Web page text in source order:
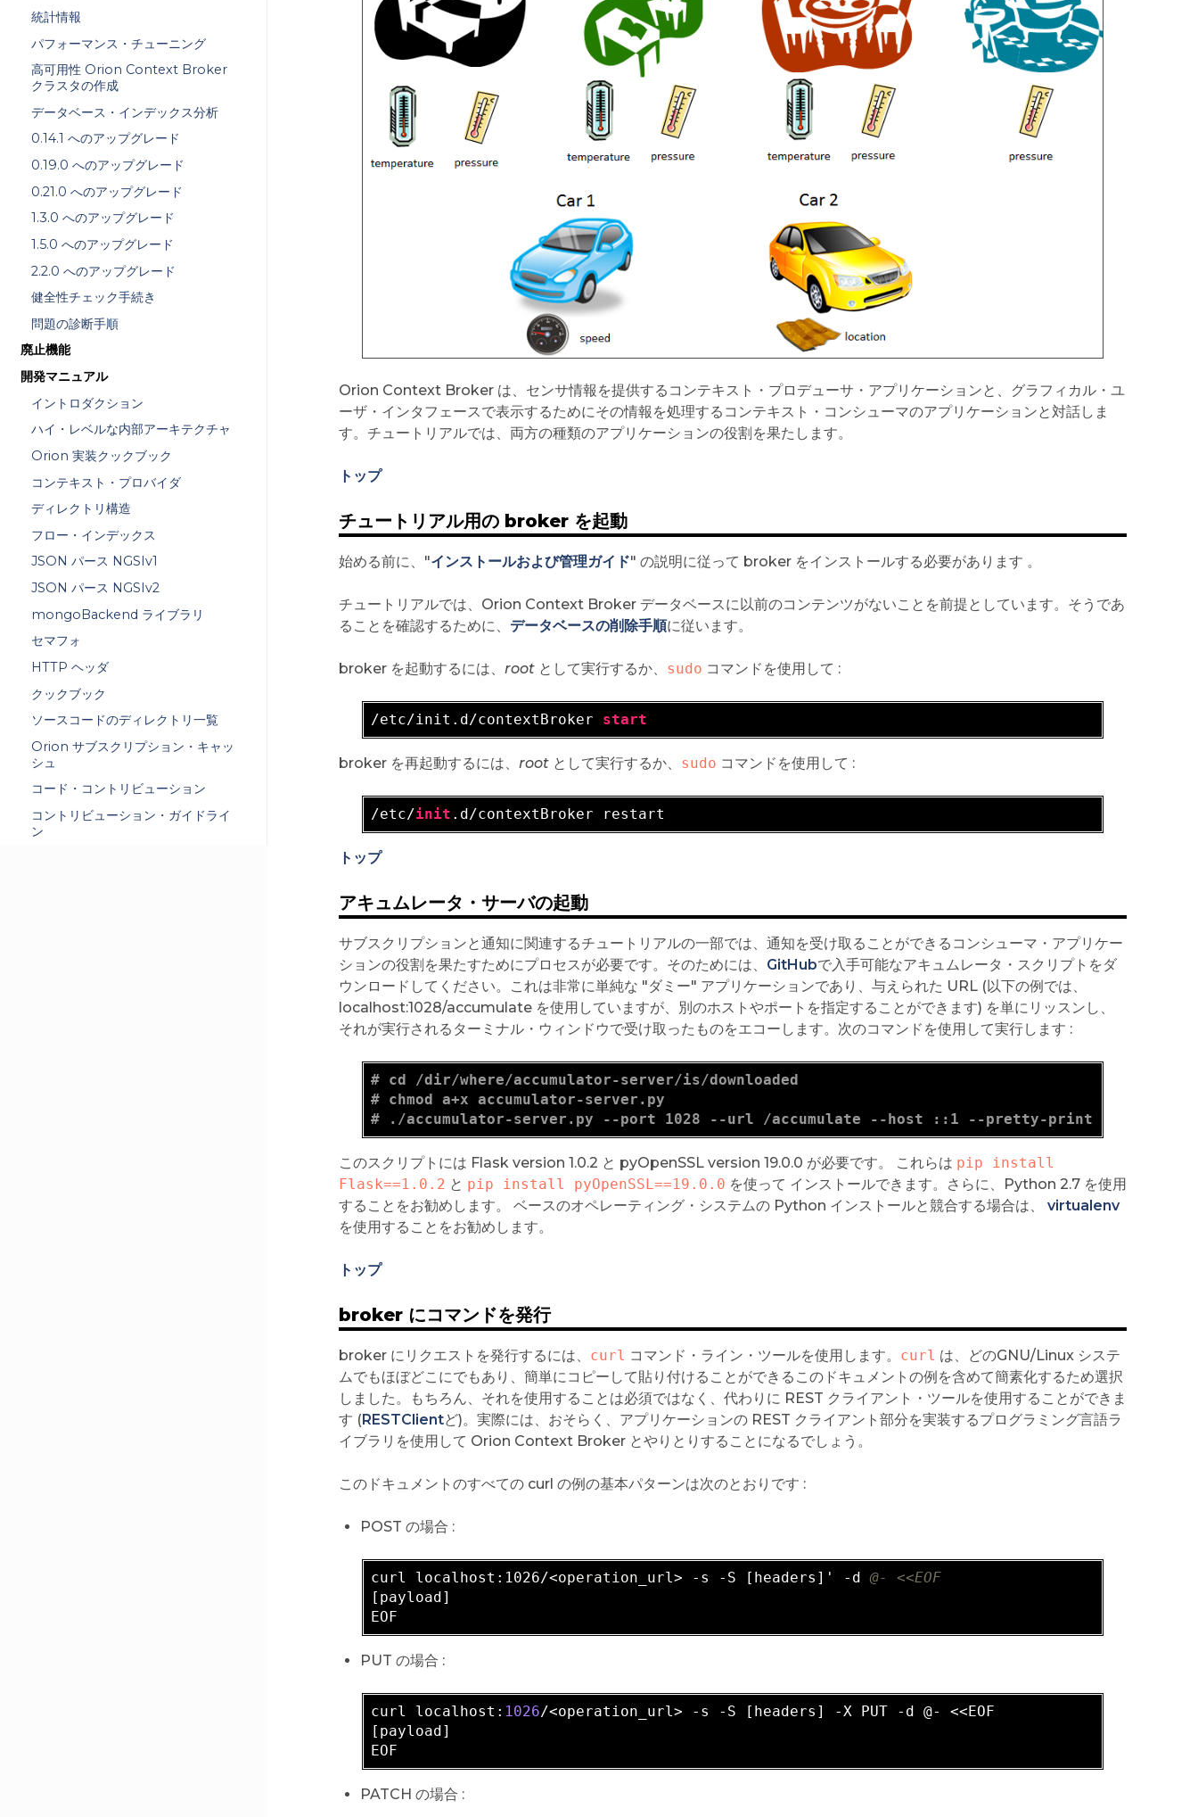
統計情報
パフォーマンス・チューニング
高可用性 Orion Context Broker
クラスタの作成
データベース・インデックス分析
0.14.1 へのアップグレード
0.19.0 へのアップグレード
0.21.0 へのアップグレード
1.3.0 へのアップグレード
1.5.0 へのアップグレード
2.2.0 へのアップグレード
健全性チェック手続き
問題の診断手順
廃止機能
開発マニュアル
イントロダクション
ハイ・レベルな内部アーキテクチャ
Orion 実装クックブック
コンテキスト・プロバイダ
ディレクトリ構造
フロー・インデックス
JSON パース NGSIv1
JSON パース NGSIv2
mongoBackend ライブラリ
セマフォ
HTTP ヘッダ
クックブック
ソースコードのディレクトリ一覧
Orion サブスクリプション・キャッ
シュ
コード・コントリビューション
コントリビューション・ガイドライ
ン
Orion Context Broker は、センサ情報を提供するコンテキスト・プロデューサ・アプリケーションと、グラフィカル・ユ
ーザ・インタフェースで表示するためにその情報を処理するコンテキスト・コンシューマのアプリケーションと対話しま
す。チュートリアルでは、両方の種類のアプリケーションの役割を果たします。
トップ
チュートリアル用の broker を起動
始める前に、"インストールおよび管理ガイド" の説明に従って broker をインストールする必要があります 。
チュートリアルでは、Orion Context Broker データベースに以前のコンテンツがないことを前提としています。そうであ
ることを確認するために、 データベースの削除手順に従います。
broker を起動するには、 rootとして実行するか、 sudo コマンドを使用して :
/etc/init.d/contextBroker start
broker を再起動するには、 rootとして実行するか、 sudo コマンドを使用して :
/etc/init
トップ
アキュムレータ・サーバの起動
サブスクリプションと通知に関連するチュートリアルの一部では、通知を受け取ることができるコンシューマ・アプリケー
ションの役割を果たすためにプロセスが必要です。そのためには、 GitHubで入手可能なアキュムレータ・スクリプトをダ
ウンロードしてください。これは非常に単純な "ダミー" アプリケーションであり、与えられた URL (以下の例では、
localhost:1028/accumulate を使用していますが、別のホストやポートを指定することができます) を単にリッスンし、
それが実行されるターミナル・ウィンドウで受け取ったものをエコーします。次のコマンドを使用して実行します :
# cd /dir/where/accumulator-server/is/downloaded
# chmod a+x accumulator-server.py
# ./accumulator-server.py --port 1028 --url /accumulate --host ::1 --pretty-print -v
このスクリプトには Flask version 1.0.2 と pyOpenSSL version 19.0.0 が必要です。 これらは pip install
Flask==1.0.2 と pip install pyOpenSSL==19.0.0 を使って インストールできます。さらに、Python 2.7 を使用
することをお勧めします。 ベースのオペレーティング・システムの Python インストールと競合する場合は、 virtualenv
を使用することをお勧めします。
トップ
broker にコマンドを発行
broker にリクエストを発行するには、 curl コマンド・ライン・ツールを使用します。 curl は、どのGNU/Linux システ
ムでもほぼどこにでもあり、簡単にコピーして貼り付けることができるこのドキュメントの例を含めて簡素化するため選択
しました。もちろん、それを使用することは必須ではなく、代わりに REST クライアント・ツールを使用することができま
す (RESTClientど)。実際には、おそらく、アプリケーションの REST クライアント部分を実装するプログラミング言語ラ
イブラリを使用して Orion Context Broker とやりとりすることになるでしょう。
このドキュメントのすべての curl の例の基本パターンは次のとおりです :
POST の場合 :
curl localhost:1026/<operation_url> -s -S [headers]' -d @- <<EOF
[payload]
PUT の場合 :
curl localhost: 1026/<operation_url> -s -S [headers] -X PUT -d @- <<EOF
[payload]
PATCH の場合 :